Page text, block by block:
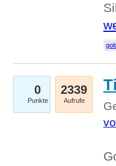
0
Punkte
2339
Aufrufe